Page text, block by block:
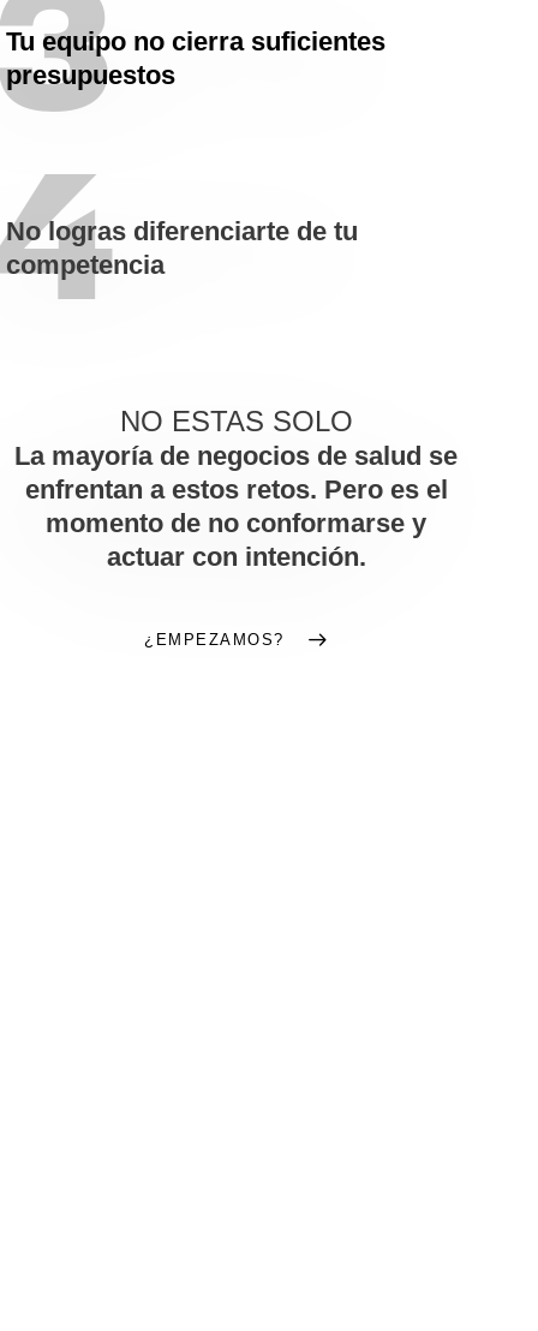
Tu equipo no cierra suficientes
presupuestos
No logras diferenciarte de tu
competencia
NO ESTAS SOLO
La mayoría de negocios de salud se
enfrentan a estos retos. Pero es el
momento de no conformarse y
actuar con intención.
¿EMPEZAMOS?